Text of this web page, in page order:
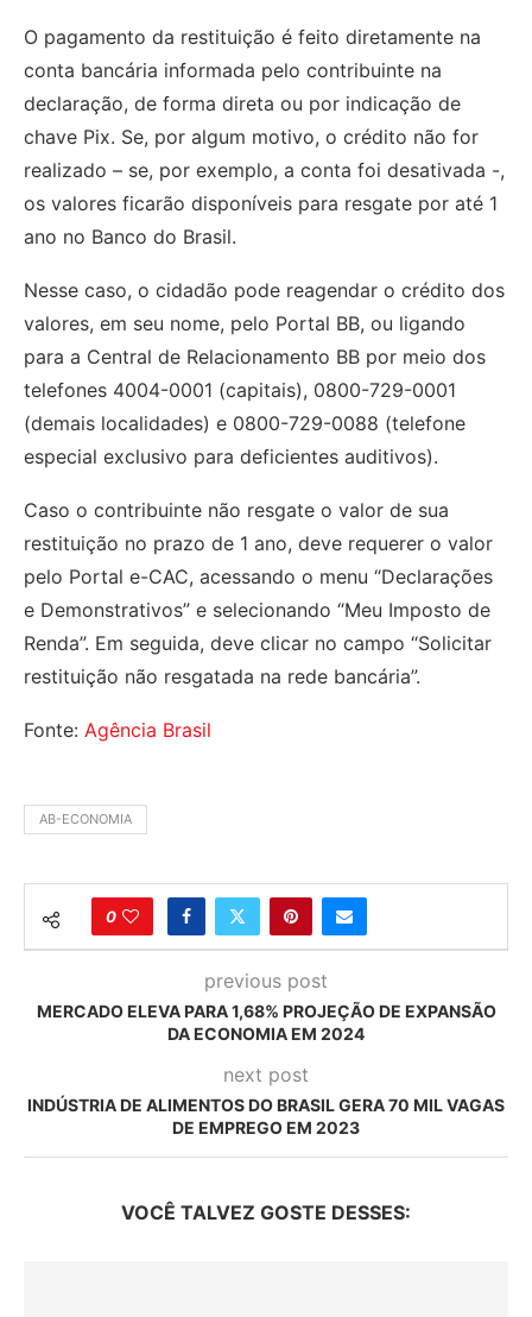
O pagamento da restituição é feito diretamente na
conta bancária informada pelo contribuinte na
declaração, de forma direta ou por indicação de
chave Pix. Se, por algum motivo, o crédito não for
realizado – se, por exemplo, a conta foi desativada -,
os valores ficarão disponíveis para resgate por até 1
ano no Banco do Brasil.
Nesse caso, o cidadão pode reagendar o crédito dos
valores, em seu nome, pelo Portal BB, ou ligando
para a Central de Relacionamento BB por meio dos
telefones 4004-0001 (capitais), 0800-729-0001
(demais localidades) e 0800-729-0088 (telefone
especial exclusivo para deficientes auditivos).
Caso o contribuinte não resgate o valor de sua
restituição no prazo de 1 ano, deve requerer o valor
pelo Portal e-CAC, acessando o menu “Declarações
e Demonstrativos” e selecionando “Meu Imposto de
Renda”. Em seguida, deve clicar no campo “Solicitar
restituição não resgatada na rede bancária”.
Fonte: Agência Brasil
AB-ECONOMIA
0
previous post
MERCADO ELEVA PARA 1,68% PROJEÇÃO DE EXPANSÃO
DA ECONOMIA EM 2024
next post
INDÚSTRIA DE ALIMENTOS DO BRASIL GERA 70 MIL VAGAS
DE EMPREGO EM 2023
VOCÊ TALVEZ GOSTE DESSES: